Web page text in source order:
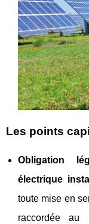
Les points
Obligation
électrique
toute mise en
raccordée au